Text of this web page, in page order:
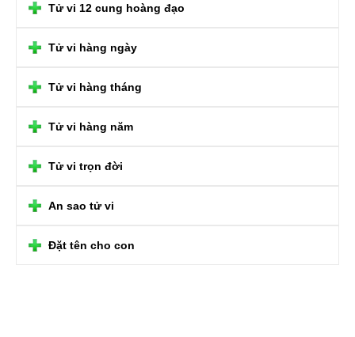
Tử vi 12 cung hoàng đạo
Tử vi hàng ngày
Tử vi hàng tháng
Tử vi hàng năm
Tử vi trọn đời
An sao tử vi
Đặt tên cho con